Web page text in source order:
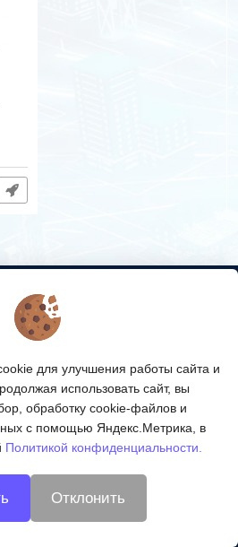
Технологии ВОЛС
для улучшения работы сайта и
использовать сайт, вы
обработку cookie-файлов и
с помощью Яндекс.Метрика, в
Политикой конфиденциальности.
Отклонить